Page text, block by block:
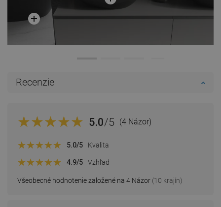
Recenzie
5.0/5 (4 Názor)
Všeobecné hodnotenie založené na 4 Názor (10 krajín)
5.0/5 Kvalita
4.9/5 Vzhľad